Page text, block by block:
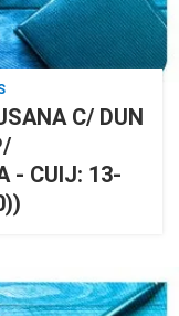
C/ DUN
- CUIJ: 13-